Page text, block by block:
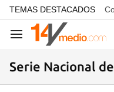
common.go-to-content
TEMAS DESTACADOS
Navegación
Serie Nacional